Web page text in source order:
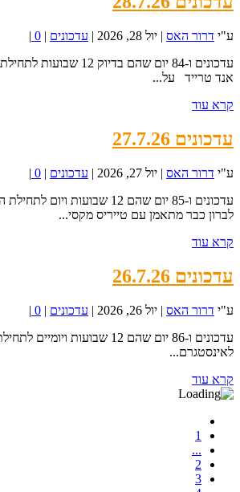
ע"י דרור האס | יול 28, 2026 | עדכונים |
0
|
אנד טרייד על...
קרא עוד
עדכונים 27.7.26
ע"י דרור האס | יול 27, 2026 | עדכונים |
0
|
לברון כבר מתאמן עם טייריס מקסי...
קרא עוד
עדכונים 26.7.26
ע"י דרור האס | יול 26, 2026 | עדכונים |
0
|
לאינסטגרם...
קרא עוד
1
...
2
3